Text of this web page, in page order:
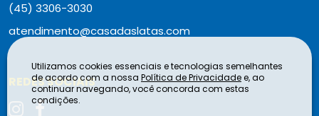
(45) 3306-3030
atendimento@casadaslatas.com
REDES SOCIAIS
Utilizamos cookies essenciais e tecnologias semelhantes
de acordo com a nossa Política de Privacidadee, ao
continuar navegando, você concorda com estas
condições.